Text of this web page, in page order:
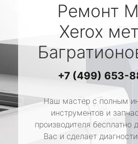
Ремонт
Xerox
+7 (499) 653-
Наш мастер с полным
инструментов и
производителя бесплатно
Вас и сделает